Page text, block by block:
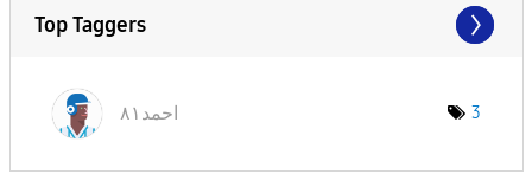
Top Taggers
احمد٨١ 3